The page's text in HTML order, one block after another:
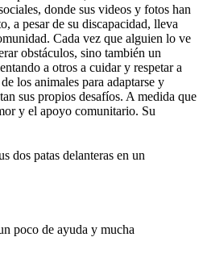
donde sus videos y fotos han
a pesar de su discapacidad, lleva
Cada vez que alguien lo ve
obstáculos, sino también un
a otros a cuidar y respetar a
los animales para adaptarse y
sus propios desafíos. A medida que
y el apoyo comunitario. Su
dos patas delanteras en un
poco de ayuda y mucha